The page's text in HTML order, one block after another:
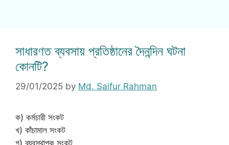
সাধারণত ব্যবসায় প্রতিষ্ঠানের দৈনন্দিন ঘটনা
কোনটি?
29/01/2025 by Md. Saifur Rahman
ক) কর্মচারী সংকট
খ) কাঁচামাল সংকট
গ) ব্যবস্থাপক সংকট